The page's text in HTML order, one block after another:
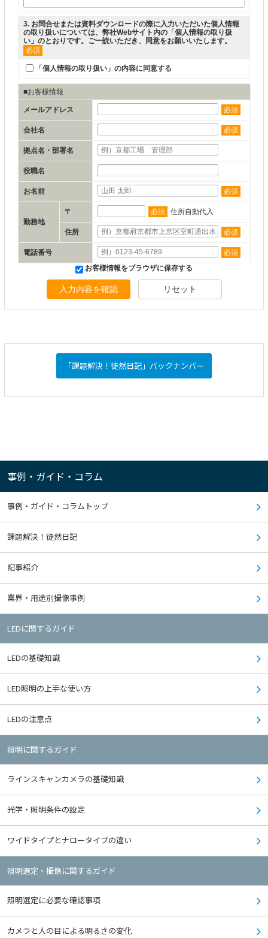
3. お問合せまたは資料ダウンロードの際に入力いただいた個人情報
の取り扱いについては、弊社Webサイト内の「 個人情報の取り扱
い 」のとおりです。ご一読いただき、同意をお願いいたします。
必須
「個人情報の取り扱い」の内容に同意する
■お客様情報
メールアドレス 必須
会社名 必須
拠点名・部署名
役職名
お名前 必須
勤務地
〒 必須 住所自動代入
住所 必須
電話番号
必須
お客様情報をブラウザに保存する
入力内容を確認 リセット
「課題解決！徒然日記」バックナンバー
事例・ガイド・コラム
事例・ガイド・コラムトップ
課題解決！徒然日記
記事紹介
業界・用途別撮像事例
LEDに関するガイド
LEDの基礎知識
LED照明の上手な使い方
LEDの注意点
照明に関するガイド
ラインスキャンカメラの基礎知識
光学・照明条件の設定
ワイドタイプとナロータイプの違い
照明選定・撮像に関するガイド
照明選定に必要な確認事項
カメラと人の目による明るさの変化